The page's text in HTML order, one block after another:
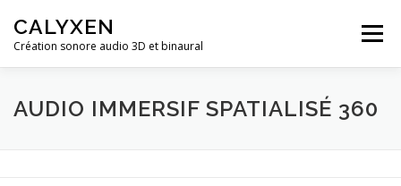
contenu
CALYXEN
Création sonore audio 3D et binaural
Menu
ACCUEIL STUDIO MUSIQUE NOS SERVICES
AUDIO IMMERSIF SPATIALISÉ 360